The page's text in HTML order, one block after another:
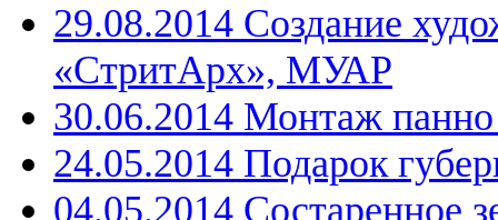
29.08.2014 Создание
«СтритАрх», МУАР
30.06.2014 Монтаж
24.05.2014 Подарок
04.05.2014 Состаренное